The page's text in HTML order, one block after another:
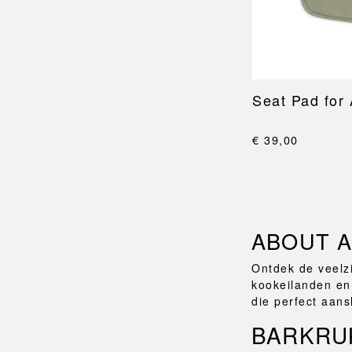
Seat Pad for
€ 39,00
ABOUT
Ontdek de
kookeilanden
die perfect